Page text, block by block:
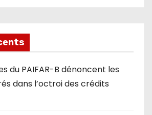
du PAIFAR-B dénoncent les
dans l’octroi des crédits